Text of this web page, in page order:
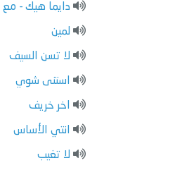
دايما هيك - مع
لمين
لا تسن السيف
استنى شوي
اخر خريف
انتي الأساس
لا تغيب